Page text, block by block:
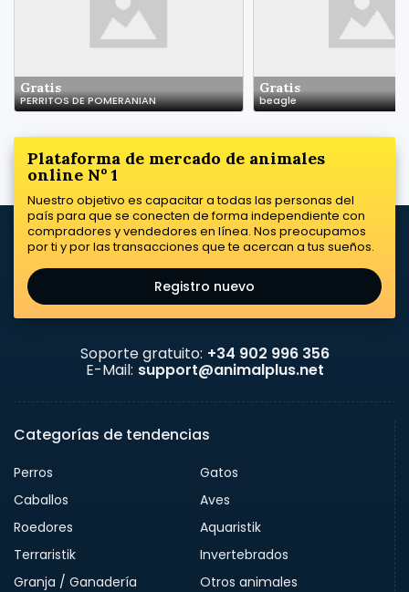
Gratis
PERRITOS DE POMERANIAN
Gratis
beagle
Plataforma de mercado de animales
online Nº 1
Nuestro objetivo es capacitar a todas las personas del
país para que se conecten de forma independiente con
compradores y vendedores en línea. Nos preocupamos
por ti y por las transacciones que te acercan a tus sueños.
Registro nuevo
Soporte gratuito: +34 902 996 356
E-Mail: support@animalplus.net
Categorías de tendencias
Perros
Gatos
Caballos
Aves
Roedores
Aquaristik
Terraristik
Invertebrados
Granja / Ganadería
Otros animales